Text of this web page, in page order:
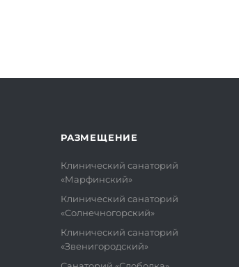
РАЗМЕЩЕНИЕ
Клинический санаторий
«Марфинский»
Клинический санаторий
«Солнечногорский»
Клинический санаторий
«Звенигородский»